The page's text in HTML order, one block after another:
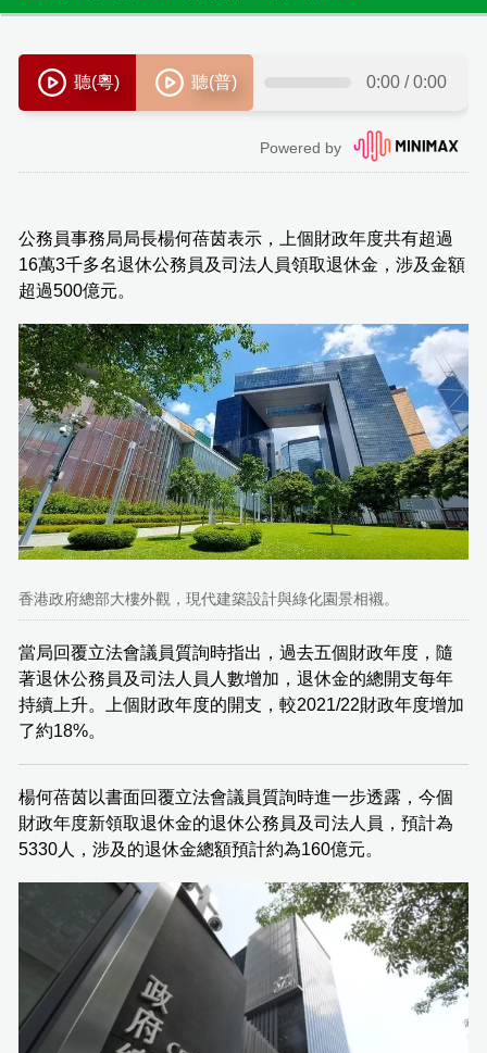
公務員事務局局長楊何蓓茵表示，上個財政年度共有超過
16萬3千多名退休公務員及司法人員領取退休金，涉及金額
超過500億元。
香港政府總部大樓外觀，現代建築設計與綠化園景相襯。
當局回覆立法會議員質詢時指出，過去五個財政年度，隨
著退休公務員及司法人員人數增加，退休金的總開支每年
持續上升。上個財政年度的開支，較2021/22財政年度增加
了約18%。
楊何蓓茵以書面回覆立法會議員質詢時進一步透露，今個
財政年度新領取退休金的退休公務員及司法人員，預計為
5330人，涉及的退休金總額預計約為160億元。